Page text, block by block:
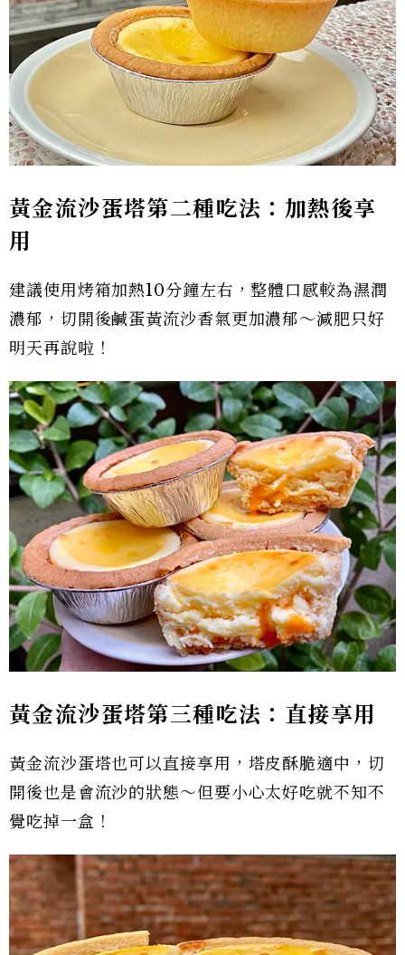
黃金流沙蛋塔第二種吃法：加熱後享
用
建議使用烤箱加熱10分鐘左右，整體口感較為濕潤
濃郁，切開後鹹蛋黃流沙香氣更加濃郁～減肥只好
明天再說啦！
黃金流沙蛋塔第三種吃法：直接享用
黃金流沙蛋塔也可以直接享用，塔皮酥脆適中，切
開後也是會流沙的狀態～但要小心太好吃就不知不
覺吃掉一盒！